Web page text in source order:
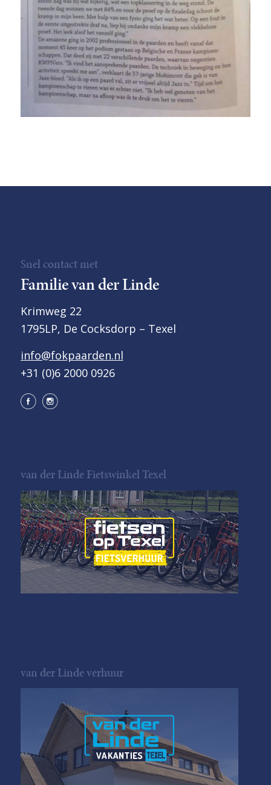
Snel contact met
Familie van der Linde
Krimweg 22
1795LP, De Cocksdorp – Texel
info@fokpaarden.nl
+31 (0)6 2000 0926
van der Linde Fietswinkel Texel
van der Linde verhuur